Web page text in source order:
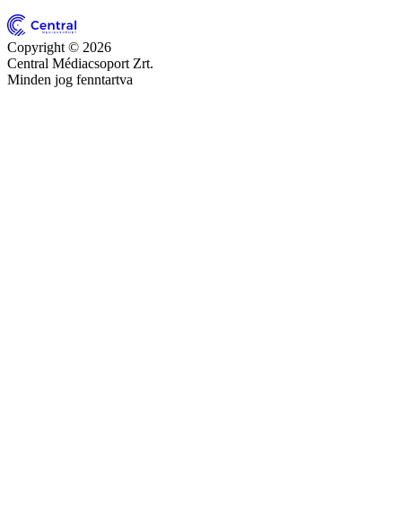
Copyright © 2026
Central Médiacsoport Zrt.
Minden jog fenntartva